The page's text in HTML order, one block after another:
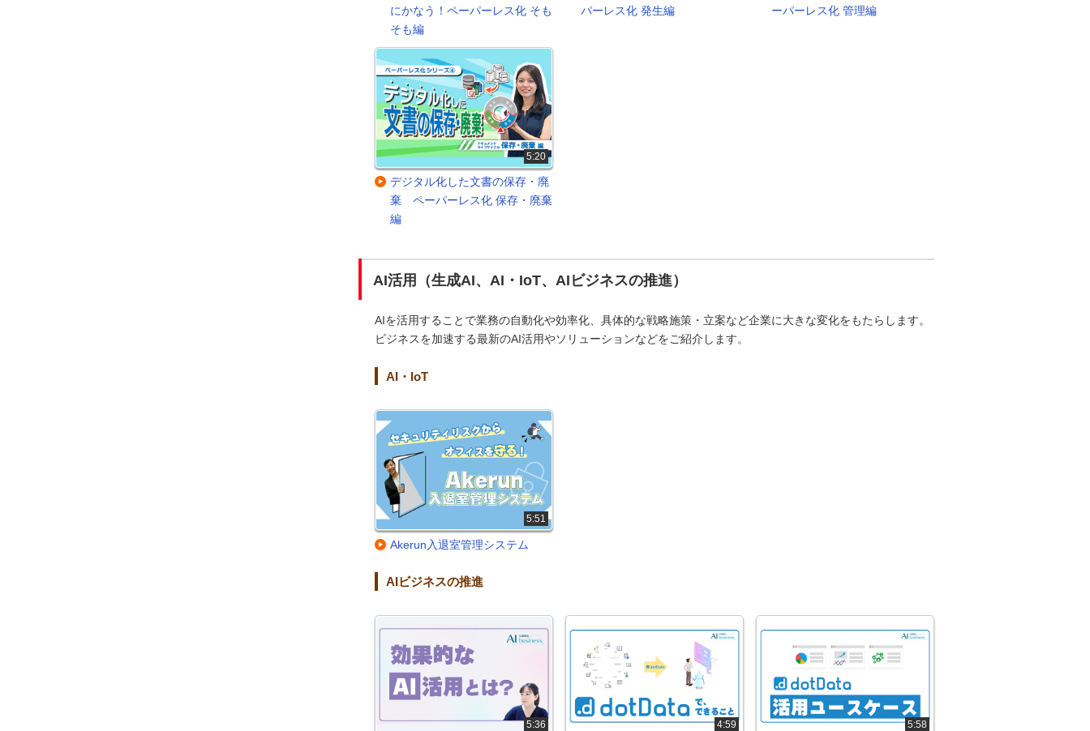
にかなう！ペーパーレス化 そも
そも編
パーレス化 発生編
ーパーレス化 管理編
5:20
デジタル化した文書の保存・廃
棄 ペーパーレス化 保存・廃棄
編
AI活用（生成AI、AI・IoT、AIビジネスの推進）
AIを活用することで業務の自動化や効率化、具体的な戦略施策・立案など企業に大きな変化をもたらします。
ビジネスを加速する最新のAI活用やソリューションなどをご紹介します。
AI・IoT
5:51
Akerun入退室管理システム
AIビジネスの推進
5:36 4:59 5:58